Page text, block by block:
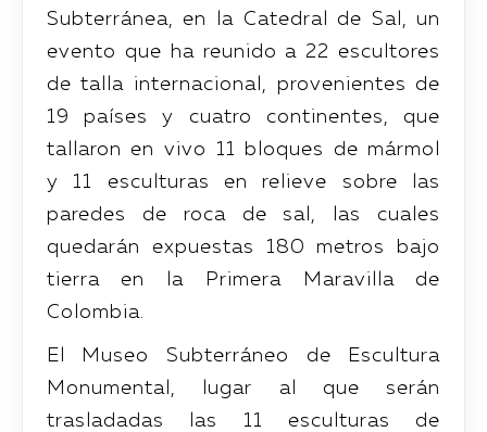
Subterránea, en la Catedral de Sal, un
evento que ha reunido a 22 escultores
de talla internacional, provenientes de
19 países y cuatro continentes, que
tallaron en vivo 11 bloques de mármol
y 11 esculturas en relieve sobre las
paredes de roca de sal, las cuales
quedarán expuestas 180 metros bajo
tierra en la Primera Maravilla de
Colombia.
El Museo Subterráneo de Escultura
Monumental, lugar al que serán
trasladadas las 11 esculturas de